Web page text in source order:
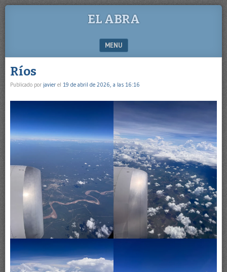
EL ABRA
MENU
SKIP TO CONTENT
Ríos
Publicado por javier el 19 de abril de 2026, a las 16:16